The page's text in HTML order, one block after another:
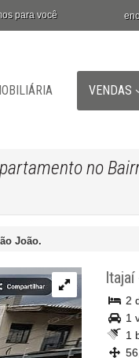
para você
VENDAS
no
João.
Itajaí
2
1
1
56,